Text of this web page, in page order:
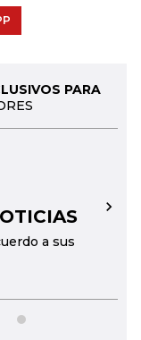
PARA
a sus
→